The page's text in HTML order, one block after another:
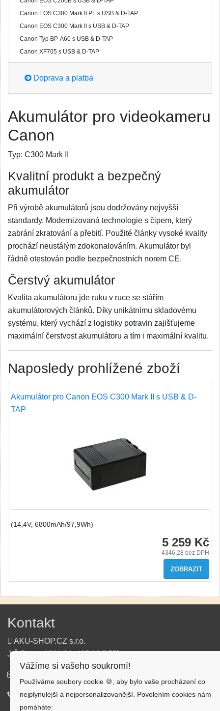
Canon EOS C300 Mark II PL s USB & D-TAP
Canon EOS C300 Mark II s USB & D-TAP
Canon Typ BP-A60 s USB & D-TAP
Canon XF705 s USB & D-TAP
Doprava a platba
Akumulátor pro videokameru
Canon
Typ: C300 Mark II
Kvalitní produkt a bezpečný
akumulátor
Při výrobě akumulátorů jsou dodržovány nejvyšší
standardy. Modernizovaná technologie s čipem, který
zabrání zkratování a přebití. Použité články vysoké kvality
prochází neustálým zdokonalováním. Akumulátor byl
řádně otestován podle bezpečnostních norem CE.
Čerstvý akumulátor
Kvalita akumulátoru jde ruku v ruce se stářím
akumulátorových článků. Díky unikátnímu skladovému
systému, který vychází z logistiky potravin zajišťujeme
maximální čerstvost akumulátoru a tím i maximální kvalitu.
Naposledy prohlížené zboží
Akumulátor pro Canon EOS C300 Mark II s USB & D-
TAP
(14,4V, 6800mAh/97,9Wh)
5 259 Kč
4346.28 bez DPH
ZOBRAZIT
Kontakt
AKU-SHOP.CZ s.r.o.
J.Š.Baara 1331/34, 405 02 Děčín
720 500 500
Vážíme si vašeho soukromí!
Používáme soubory cookie 🍪, aby bylo vaše procházení co
nejplynulejší a nejpersonalizovanější. Povolením cookies nám
pomáháte: